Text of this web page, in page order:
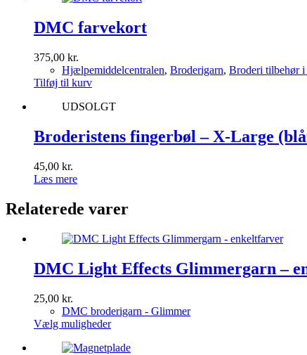
varianter.
Mulighederne
på
DMC farvekort
375,00 kr.
Hjælpemiddelcentralen, Broderigarn, Broderi tilbehør
Tilføj til kurv
UDSOLGT
Broderistens fingerbøl – X-Large
45,00 kr.
Læs mere
Relaterede varer
DMC Light Effects Glimmergarn –
25,00 kr.
DMC broderigarn - Glimmer
Vælg mulighederDette
har